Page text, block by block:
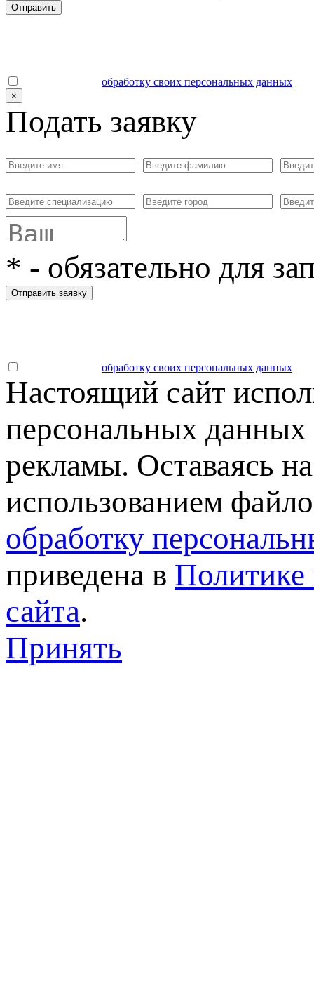
Отправить
обработку своих персональных данных
×
Подать заявку
* - обязательно для
Отправить заявку
обработку своих персональных данных
Настоящий сайт
персональных данных
рекламы. Оставаясь
использованием
обработку
приведена в Политике
сайта.
Принять